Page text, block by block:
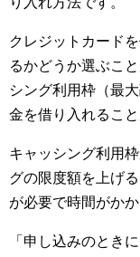
クレジットカード
るかどうか選ぶこ
シング利用枠（最
金を借り入れること
キャッシング利用
グの限度額を上げ
が必要で時間がか
「申し込みのとき